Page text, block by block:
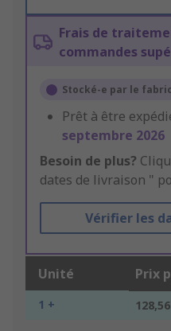
Frais de
commandes
Stocké-e par le
Prêt à être
septembre 2026
Besoin de plus?
dates de livraison "
Vérifier les
Unité Prix
1 +